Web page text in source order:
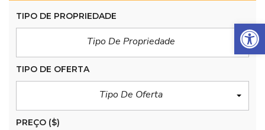
Abrir a barra de ferramentas
TIPO DE PROPRIEDADE
Tipo De Propriedade
TIPO DE OFERTA
Tipo De Oferta
PREÇO ($)